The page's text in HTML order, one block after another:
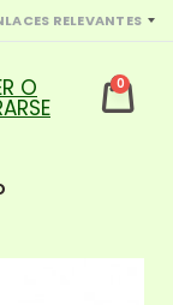
RELEVANTES
0